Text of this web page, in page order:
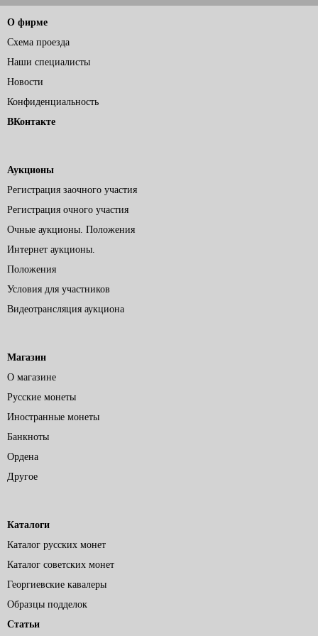
О фирме
Схема проезда
Наши специалисты
Новости
Конфиденциальность
ВКонтакте
Аукционы
Регистрация заочного участия
Регистрация очного участия
Очные аукционы. Положения
Интернет аукционы.
Положения
Условия для участников
Видеотрансляция аукциона
Магазин
О магазине
Русские монеты
Иностранные монеты
Банкноты
Ордена
Другое
Каталоги
Каталог русских монет
Каталог советских монет
Георгиевские кавалеры
Образцы подделок
Статьи